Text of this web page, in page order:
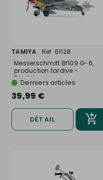
TAMIYA
Ref. 61128
Messerschmitt Bf109 G-6,
production tardive -
TAMIYA...
Derniers articles
39,99 €
DÉTAIL